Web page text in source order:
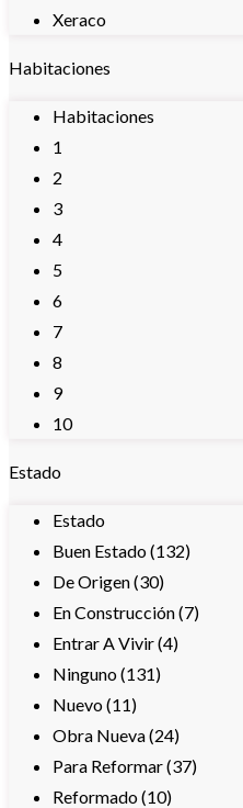
Xeraco
Habitaciones
Habitaciones
1
2
3
4
5
6
7
8
9
10
Estado
Estado
Buen Estado (132)
De Origen (30)
En Construcción (7)
Entrar A Vivir (4)
Ninguno (131)
Nuevo (11)
Obra Nueva (24)
Para Reformar (37)
Reformado (10)